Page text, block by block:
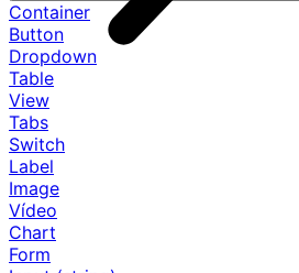
Container
Button
Dropdown
Table
View
Tabs
Switch
Label
Image
Vídeo
Chart
Form